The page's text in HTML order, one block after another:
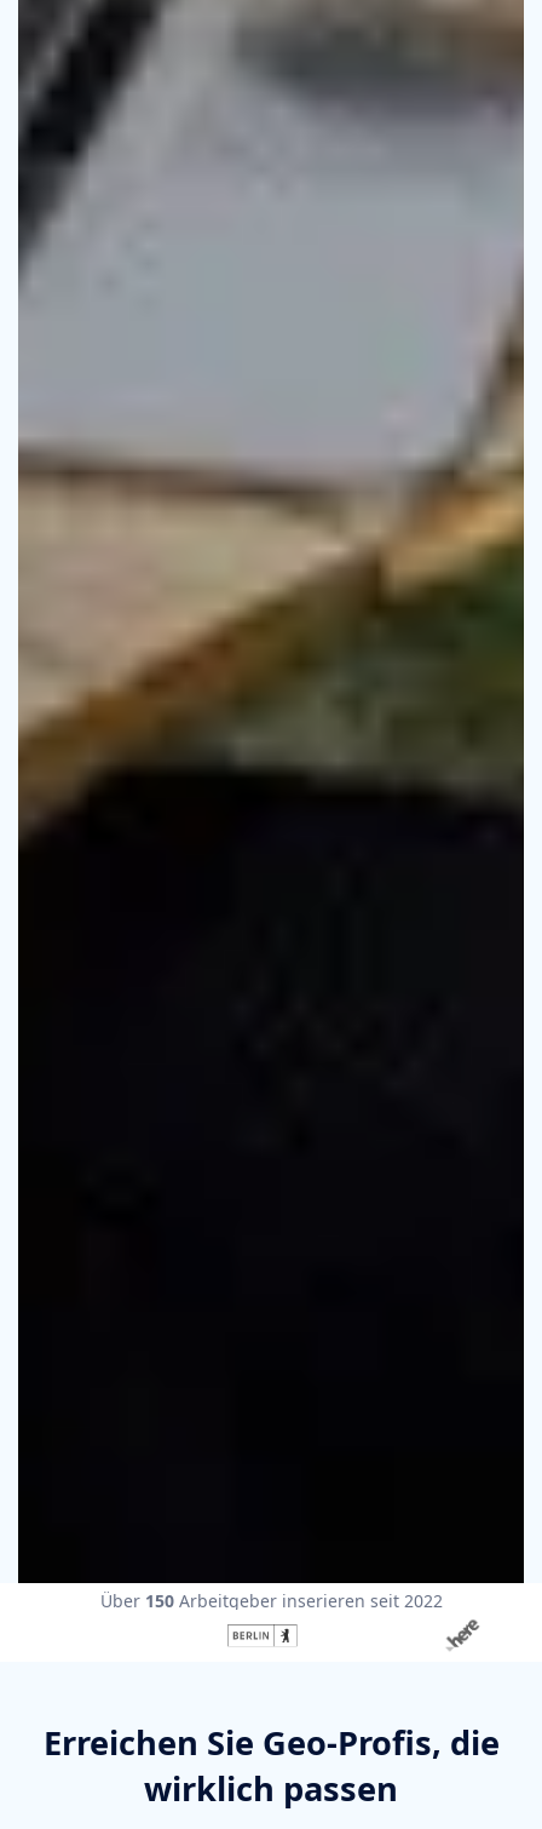
Über150 Arbeitgeber inserieren seit 2022
Erreichen Sie Geo-Profis, die
wirklich passen